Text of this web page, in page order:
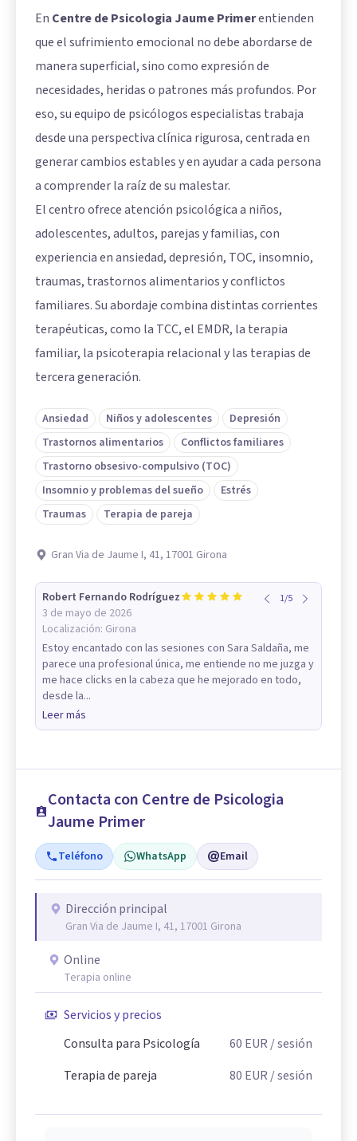
En Centre de Psicologia Jaume Primerentienden
que el sufrimiento emocional no debe abordarse de
manera superficial, sino como expresión de
necesidades, heridas o patrones más profundos. Por
eso, su equipo de psicólogos especialistas trabaja
desde una perspectiva clínica rigurosa, centrada en
generar cambios estables y en ayudar a cada persona
a comprender la raíz de su malestar.
El centro ofrece atención psicológica a niños,
adolescentes, adultos, parejas y familias, con
experiencia en ansiedad, depresión, TOC, insomnio,
traumas, trastornos alimentarios y conflictos
familiares. Su abordaje combina distintas corrientes
terapéuticas, como la TCC, el EMDR, la terapia
familiar, la psicoterapia relacional y las terapias de
tercera generación.
Ansiedad Niños y adolescentes
Depresión
Trastornos alimentarios
Conflictos familiares
Trastorno obsesivo-compulsivo (TOC)
Insomnio y problemas del sueño
Estrés
Traumas
Terapia de pareja
Gran Via de Jaume I, 41, 17001 Girona
Robert Fernando Rodríguez
3 de mayo de 2026
Localización: Girona
1/5
Estoy encantado con las sesiones con Sara Saldaña, me
parece una profesional única, me entiende no me juzga y
me hace clicks en la cabeza que he mejorado en todo,
desde la...
Leer más
Contacta con Centre de Psicologia
Jaume Primer
Teléfono WhatsApp Email
Dirección principal
Gran Via de Jaume I, 41, 17001 Girona
Online
Terapia online
Servicios y precios
Consulta para Psicología
60 EUR / sesión
Terapia de pareja
80 EUR / sesión